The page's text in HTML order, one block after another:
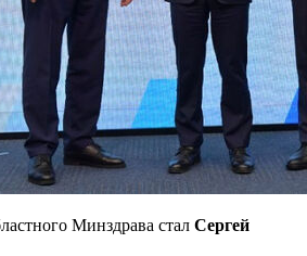
Минздрава стал Сергей